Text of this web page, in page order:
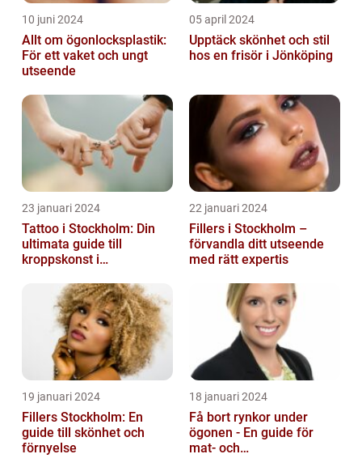
10 juni 2024
Allt om ögonlocksplastik:
För ett vaket och ungt
utseende
05 april 2024
Upptäck skönhet och stil
hos en frisör i Jönköping
23 januari 2024
Tattoo i Stockholm: Din
ultimata guide till
kroppskonst i
22 januari 2024
Fillers i Stockholm –
förvandla ditt utseende
med rätt expertis
19 januari 2024
Fillers Stockholm: En
guide till skönhet och
förnyelse
18 januari 2024
Få bort rynkor under
ögonen - En guide för
mat- och